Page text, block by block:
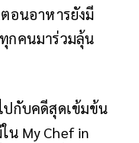
อนอาหารยังมี
กคนมาร่วมลุ้น
ปกับคดีสุดเข้มข้น
My Chef in